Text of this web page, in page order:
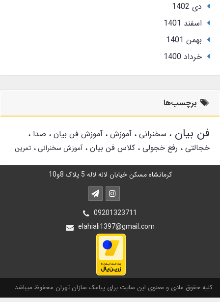
دی 1402
اسفند 1401
بهمن 1401
خرداد 1400
برچسب‌ها
فن بیان سخنرانی آموزش آموزش فن بیان
صدا
خجالتی رفع خجولی کلاس فن بیان آموزش سخنرانی تمرین
کرمانشاه مسکن خیابان لاله لاله 5 پلاک 8و10
09201323711
elahiali1397@gmail.com
کلیه حقوق مادی و معنوی این سایت برای پیامک سازان تهران محفوظ میباشد